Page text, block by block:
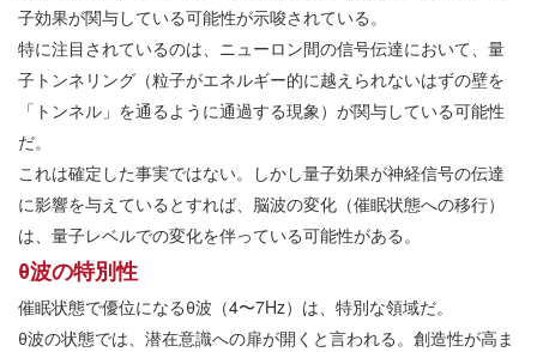
子効果が関与している可能性が示唆されている。
特に注目されているのは、ニューロン間の信号伝達において、量
子トンネリング（粒子がエネルギー的に越えられないはずの壁を
「トンネル」を通るように通過する現象）が関与している可能性
だ。
これは確定した事実ではない。しかし量子効果が神経信号の伝達
に影響を与えているとすれば、脳波の変化（催眠状態への移行）
は、量子レベルでの変化を伴っている可能性がある。
θ波の特別性
催眠状態で優位になるθ波（4〜7Hz）は、特別な領域だ。
θ波の状態では、潜在意識への扉が開くと言われる。創造性が高ま